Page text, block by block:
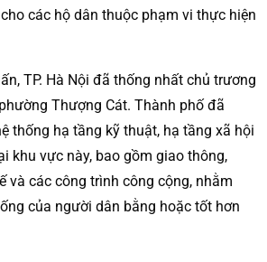
các hộ dân thuộc phạm vi thực hiện
TP. Hà Nội đã thống nhất chủ trương
Thượng Cát. Thành phố đã
thống hạ tầng kỹ thuật, hạ tầng xã hội
khu vực này, bao gồm giao thông,
và các công trình công cộng, nhằm
của người dân bằng hoặc tốt hơn